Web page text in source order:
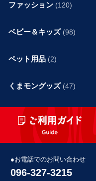
ファッション (120)
ベビー＆キッズ (98)
ペット用品 (2)
くまモングッズ (47)
お電話でのお問い合わせ
096-327-3215